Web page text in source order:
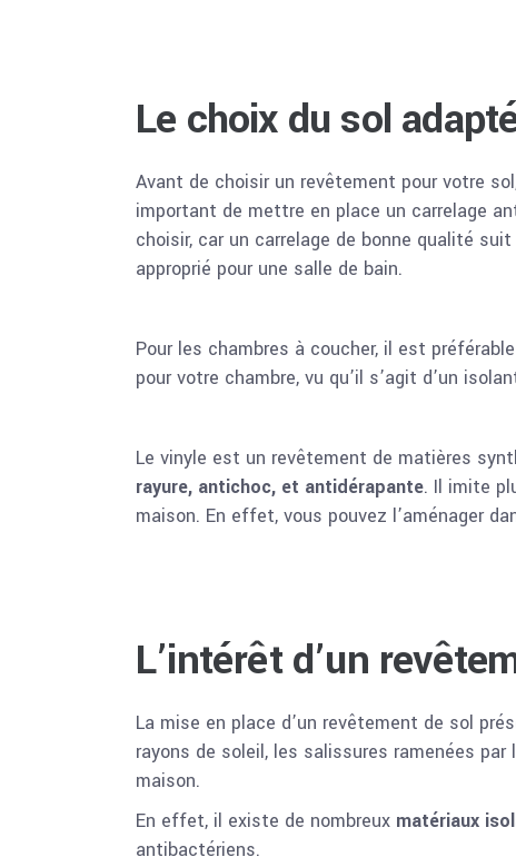
Le choix du sol
Avant de choisir un revêtement pour votre
important de mettre en place un carrelage
choisir, car un carrelage de bonne qualité
approprié pour une salle de bain.
Pour les chambres à coucher, il est
pour votre chambre, vu qu’il s’agit d’un
Le vinyle est un revêtement de matières
rayure, antichoc, et antidérapante. Il imite
maison. En effet, vous pouvez l’aménager
L’intérêt d’un
La mise en place d’un revêtement de sol
rayons de soleil, les salissures ramenées
maison.
En effet, il existe de nombreux matériaux
antibactériens.